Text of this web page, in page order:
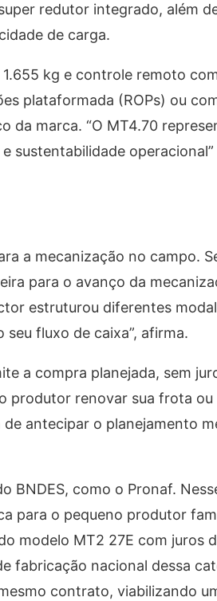
redutor integrado, além
de carga.
kg e controle remoto
plataformada (ROPs) ou
marca. “O MT4.70
sustentabilidade
a mecanização no campo.
para o avanço da
estruturou diferentes
fluxo de caixa”, afirma.
a compra planejada, sem
produtor renovar sua frota ou
antecipar o planejamento
BNDES, como o Pronaf.
para o pequeno produtor
modelo MT2 27E com juros
fabricação nacional dessa
contrato, viabilizando